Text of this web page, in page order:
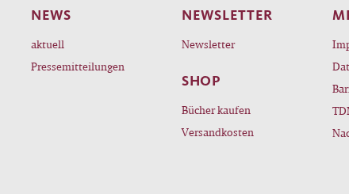
NEWS
aktuell
Pressemitteilungen
NEWSLETTER
Newsletter
SHOP
Bücher kaufen
Versandkosten